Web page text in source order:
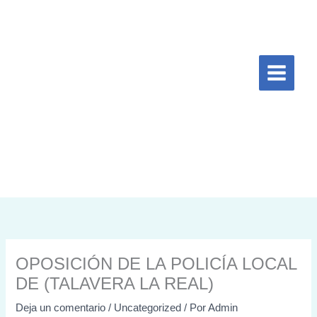
OPOSICIÓN DE LA POLICÍA LOCAL
DE (TALAVERA LA REAL)
Deja un comentario / Uncategorized / PorAdmin